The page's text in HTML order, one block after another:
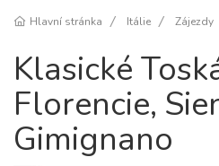
Hlavní stránka Itálie Zájezdy
Klasické
Florencie,
Gimignano